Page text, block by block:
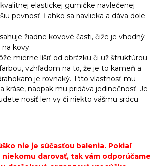
elastickej gumičke navlečenej
pevnosť. Ľahko sa navlieka a dáva dole
žiadne kovové časti, čiže je vhodný
na kovy.
mierne líšiť od obrázku či už štruktúrou
vzhľadom na to, že je to kameň a
je rovnaký. Táto vlastnosť mu
kráse, naopak mu pridáva jedinečnosť. Je
nosiť len vy či niekto vášmu srdcu
nie je súčasťou balenia. Pokiaľ
darovať, tak vám odporúčame